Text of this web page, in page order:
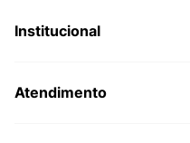
Institucional
Políticas de Privacidade
Atendimento